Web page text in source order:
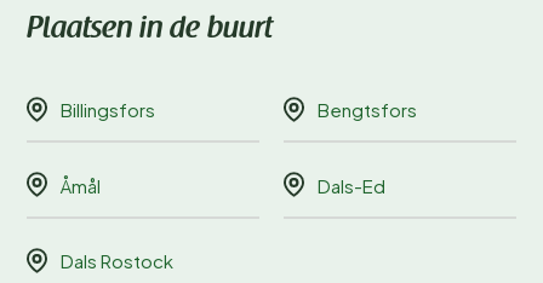
Plaatsen in de buurt
Billingsfors Bengtsfors
Åmål Dals-Ed
Dals Rostock